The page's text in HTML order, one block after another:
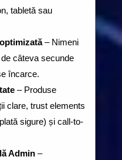
tabletă sau
– Nimeni
câteva secunde
încarce.
– Produse
clare, trust elements
sigure) și call-to-
Admin–